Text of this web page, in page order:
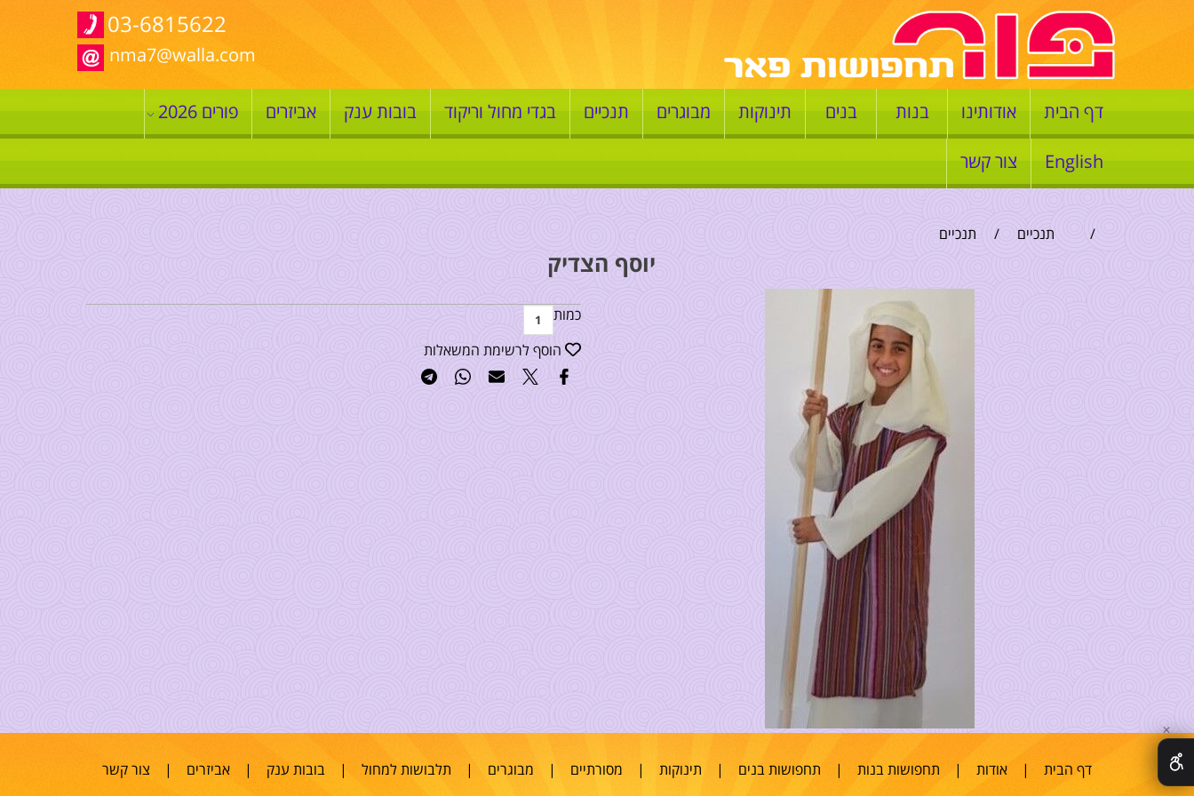
03-6815622
nma7@walla.com
דף הבית אודותינו בנות בנים תינוקות מבוגרים תנכיים בגדי מחול וריקוד בובות ענק אביזרים פורים 2026
English צור קשר
/ תנכיים / תנכיים
יוסף הצדיק
כמות
הוסף לרשימת המשאלות
דף הבית | אודות | תחפושות בנות | תחפושות בנים | תינוקות | מסורתיים | מבוגרים | תלבושות למחול | בובות ענק | אביזרים | צור קשר
✕